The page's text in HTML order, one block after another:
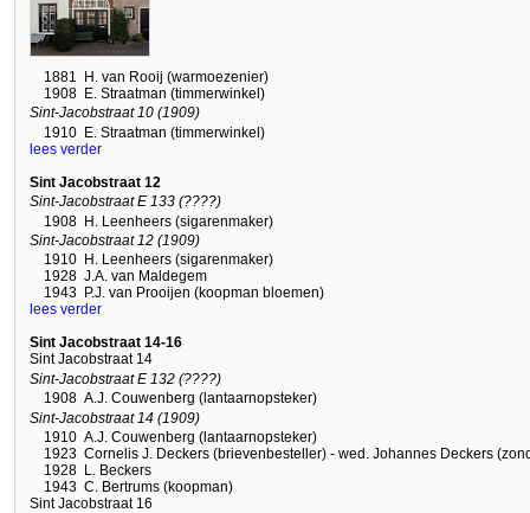
1881
H. van Rooij (warmoezenier)
1908 E. Straatman (timmerwinkel)
Sint-Jacobstraat 10 (1909)
1910 E. Straatman (timmerwinkel)
lees verder
Sint Jacobstraat 12
Sint-Jacobstraat E 133 (????)
1908 H. Leenheers (sigarenmaker)
Sint-Jacobstraat 12 (1909)
1910 H. Leenheers (sigarenmaker)
1928 J.A. van Maldegem
1943 P.J. van Prooijen (koopman bloemen)
lees verder
Sint Jacobstraat 14-16
Sint Jacobstraat 14
Sint-Jacobstraat E 132 (????)
1908 A.J. Couwenberg (lantaarnopsteker)
Sint-Jacobstraat 14 (1909)
1910 A.J. Couwenberg (lantaarnopsteker)
1923 Cornelis J. Deckers (brievenbesteller) - wed. Johannes Deckers
1928 L. Beckers
1943 C. Bertrums (koopman)
Sint Jacobstraat 16